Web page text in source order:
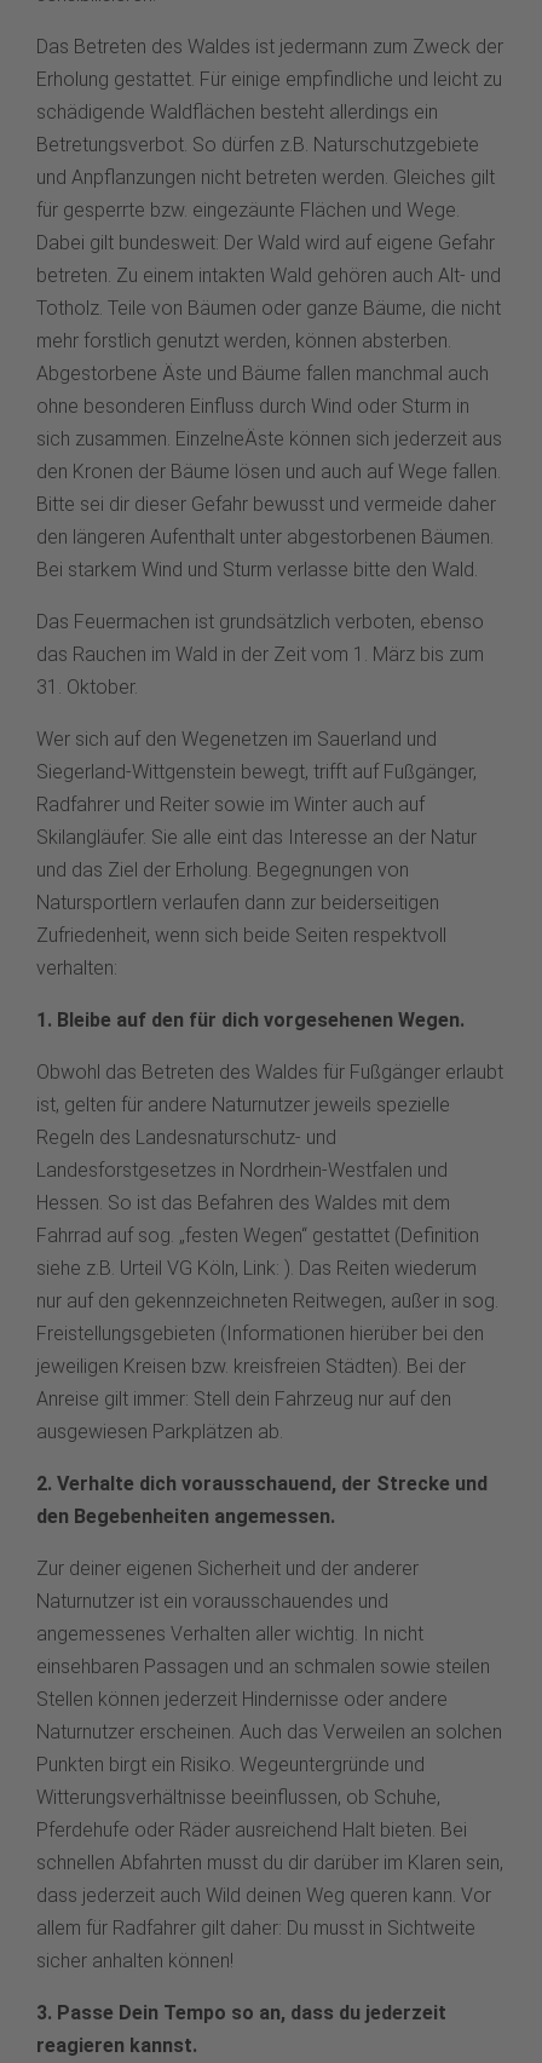
Das Betreten des Waldes ist jedermann zum Zweck der
Erholung gestattet. Für einige empfindliche und leicht zu
schädigende Waldflächen besteht allerdings ein
Betretungsverbot. So dürfen z.B. Naturschutzgebiete
und Anpflanzungen nicht betreten werden. Gleiches gilt
für gesperrte bzw. eingezäunte Flächen und Wege.
Dabei gilt bundesweit: Der Wald wird auf eigene Gefahr
betreten. Zu einem intakten Wald gehören auch Alt- und
Totholz. Teile von Bäumen oder ganze Bäume, die nicht
mehr forstlich genutzt werden, können absterben.
Abgestorbene Äste und Bäume fallen manchmal auch
ohne besonderen Einfluss durch Wind oder Sturm in
sich zusammen. EinzelneÄste können sich jederzeit aus
den Kronen der Bäume lösen und auch auf Wege fallen.
Bitte sei dir dieser Gefahr bewusst und vermeide daher
den längeren Aufenthalt unter abgestorbenen Bäumen.
Bei starkem Wind und Sturm verlasse bitte den Wald.
Das Feuermachen ist grundsätzlich verboten, ebenso
das Rauchen im Wald in der Zeit vom 1. März bis zum
31. Oktober.
Wer sich auf den Wegenetzen im Sauerland und
Siegerland-Wittgenstein bewegt, trifft auf Fußgänger,
Radfahrer und Reiter sowie im Winter auch auf
Skilangläufer. Sie alle eint das Interesse an der Natur
und das Ziel der Erholung. Begegnungen von
Natursportlern verlaufen dann zur beiderseitigen
Zufriedenheit, wenn sich beide Seiten respektvoll
verhalten:
1. Bleibe auf den für dich vorgesehenen Wegen.
Obwohl das Betreten des Waldes für Fußgänger erlaubt
ist, gelten für andere Naturnutzer jeweils spezielle
Regeln des Landesnaturschutz- und
Landesforstgesetzes in Nordrhein-Westfalen und
Hessen. So ist das Befahren des Waldes mit dem
Fahrrad auf sog. „festen Wegen“ gestattet (Definition
siehe z.B. Urteil VG Köln, Link: ). Das Reiten wiederum
nur auf den gekennzeichneten Reitwegen, außer in sog.
Freistellungsgebieten (Informationen hierüber bei den
jeweiligen Kreisen bzw. kreisfreien Städten). Bei der
Anreise gilt immer: Stell dein Fahrzeug nur auf den
ausgewiesen Parkplätzen ab.
2. Verhalte dich vorausschauend, der Strecke und
den Begebenheiten angemessen.
Zur deiner eigenen Sicherheit und der anderer
Naturnutzer ist ein vorausschauendes und
angemessenes Verhalten aller wichtig. In nicht
einsehbaren Passagen und an schmalen sowie steilen
Stellen können jederzeit Hindernisse oder andere
Naturnutzer erscheinen. Auch das Verweilen an solchen
Punkten birgt ein Risiko. Wegeuntergründe und
Witterungsverhältnisse beeinflussen, ob Schuhe,
Pferdehufe oder Räder ausreichend Halt bieten. Bei
schnellen Abfahrten musst du dir darüber im Klaren sein,
dass jederzeit auch Wild deinen Weg queren kann. Vor
allem für Radfahrer gilt daher: Du musst in Sichtweite
sicher anhalten können!
3. Passe Dein Tempo so an, dass du jederzeit
reagieren kannst.